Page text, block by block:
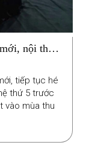
nội thất
tiếp tục hé
thứ 5 trước
vào mùa thu